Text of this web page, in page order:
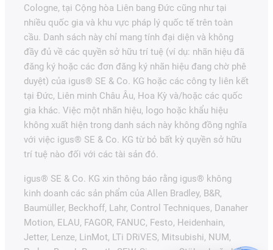
Cologne, tại Cộng hòa Liên bang Đức cũng như tại
nhiều quốc gia và khu vực pháp lý quốc tế trên toàn
cầu. Danh sách này chỉ mang tính đại diện và không
đầy đủ về các quyền sở hữu trí tuệ (ví dụ: nhãn hiệu đã
đăng ký hoặc các đơn đăng ký nhãn hiệu đang chờ phê
duyệt) của igus® SE & Co. KG hoặc các công ty liên kết
tại Đức, Liên minh Châu Âu, Hoa Kỳ và/hoặc các quốc
gia khác. Việc một nhãn hiệu, logo hoặc khẩu hiệu
không xuất hiện trong danh sách này không đồng nghĩa
với việc igus® SE & Co. KG từ bỏ bất kỳ quyền sở hữu
trí tuệ nào đối với các tài sản đó.
igus® SE & Co. KG xin thông báo rằng igus® không
kinh doanh các sản phẩm của Allen Bradley, B&R,
Baumüller, Beckhoff, Lahr, Control Techniques, Danaher
Motion, ELAU, FAGOR, FANUC, Festo, Heidenhain,
Jetter, Lenze, LinMot, LTi DRiVES, Mitsubishi, NUM,